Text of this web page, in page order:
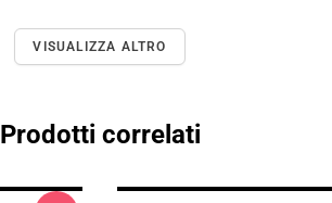
VISUALIZZA ALTRO
Prodotti correlati